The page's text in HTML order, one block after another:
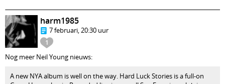
1
harm1985
7 februari, 20:30 uur
Nog meer Neil Young nieuws:
A new NYA album is well on the way. Hard Luck Stories is a full-on